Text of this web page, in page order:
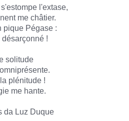
l'extase,
me châtier.
pique Pégase :
!
solitude
plénitude !
me hante.
da Luz Duque